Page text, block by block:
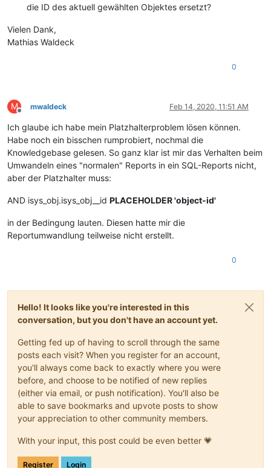
die ID des aktuell gewählten Objektes ersetzt?
Vielen Dank,
Mathias Waldeck
0
M
Offline
mwaldeck Feb 14, 2020, 11:51 AM
Ich glaube ich habe mein Platzhalterproblem lösen können.
Habe noch ein bisschen rumprobiert, nochmal die
Knowledgebase gelesen. So ganz klar ist mir das Verhalten beim
Umwandeln eines "normalen" Reports in ein SQL-Reports nicht,
aber der Platzhalter muss:
AND isys_obj.isys_obj__id PLACEHOLDER 'object-id'
in der Bedingung lauten. Diesen hatte mir die
Reportumwandlung teilweise nicht erstellt.
0
Hello! It looks like you're interested in this
conversation, but you don't have an account yet.
Getting fed up of having to scroll through the same
posts each visit? When you register for an account,
you'll always come back to exactly where you were
before, and choose to be notified of new replies
(either via email, or push notification). You'll also be
able to save bookmarks and upvote posts to show
your appreciation to other community members.
With your input, this post could be even better 💗
Register Login